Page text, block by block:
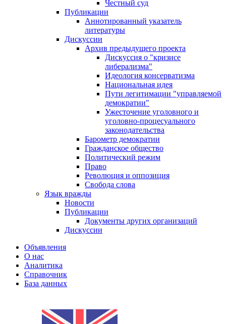
Честный суд
Публикации
Аннотированный указатель
литературы
Дискуссии
Архив предыдущего проекта
Дискуссия о "кризисе
либерализма"
Идеология консерватизма
Национальная идея
Пути легитимации "управляемой
демократии"
Ужесточение уголовного и
уголовно-процесуального
законодательства
Барометр демократии
Гражданское общество
Политический режим
Право
Революция и оппозиция
Свобода слова
Язык вражды
Новости
Публикации
Документы других организаций
Дискуссии
Объявления
О нас
Аналитика
Справочник
База данных